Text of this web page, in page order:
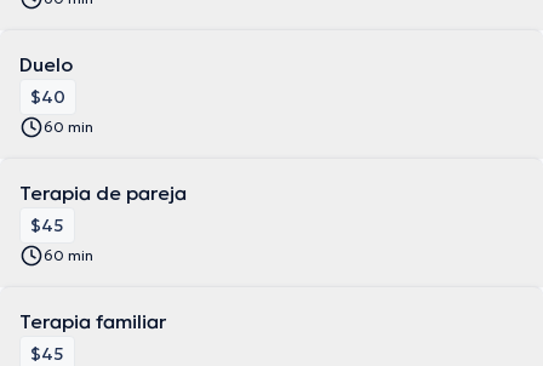
Duelo
$40
60 min
Terapia de pareja
$45
60 min
Terapia familiar
$45